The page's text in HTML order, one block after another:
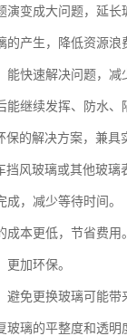
变成大问题，延长
产生，降低资源浪
快速解决问题，减
继续发挥、防水、
的解决方案，兼具
风玻璃或其他玻璃
，减少等待时间。
本更低，节省费用。
加环保。
免更换玻璃可能带
璃的平整度和透明